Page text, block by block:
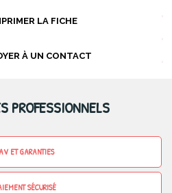
LA FICHE
À UN CONTACT
PROFESSIONNELS
ET GARANTIES
SÉCURISÉ